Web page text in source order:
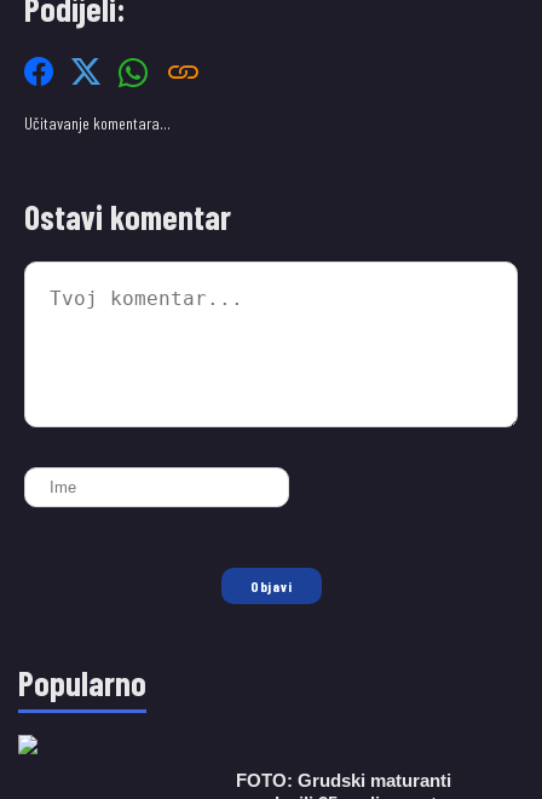
Podijeli:
Učitavanje komentara…
Ostavi komentar
Objavi
Popularno
FOTO: Grudski maturanti